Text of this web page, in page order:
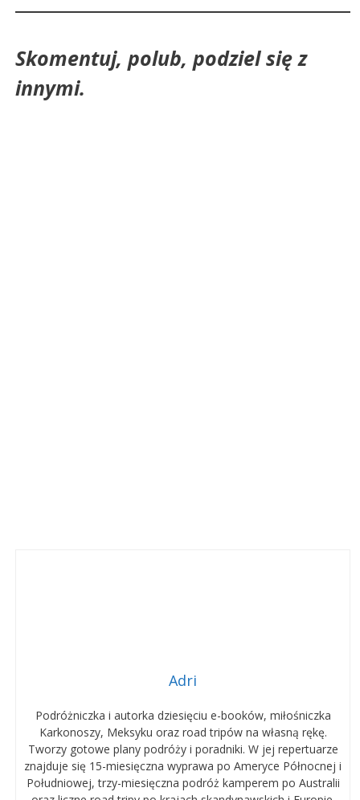
Skomentuj, polub, podziel się z
innymi.
Adri
Podróżniczka i autorka dziesięciu e-booków, miłośniczka
Karkonoszy, Meksyku oraz road tripów na własną rękę.
Tworzy gotowe plany podróży i poradniki. W jej repertuarze
znajduje się 15-miesięczna wyprawa po Ameryce Północnej i
Południowej, trzy-miesięczna podróż kamperem po Australii